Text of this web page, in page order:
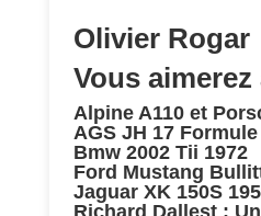
Olivier Rogar
Vous aimerez
Alpine A110 et
AGS JH 17 Formule
Bmw 2002 Tii 1972
Ford Mustang
Jaguar XK 150S